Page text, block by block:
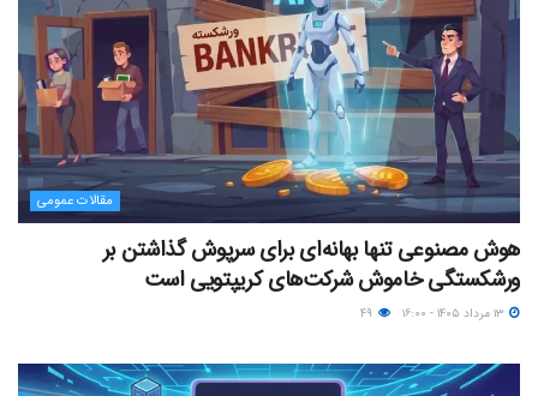
مقالات عمومی
هوش مصنوعی تنها بهانه‌ای برای سرپوش گذاشتن بر
ورشکستگی خاموش شرکت‌های کریپتویی است